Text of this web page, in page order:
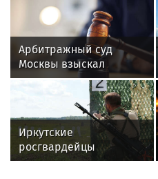
Арбитражный суд
Москвы взыскал
миллионы с
кинокомпании KD
Иркутские
росгвардейцы
завоевали золото на